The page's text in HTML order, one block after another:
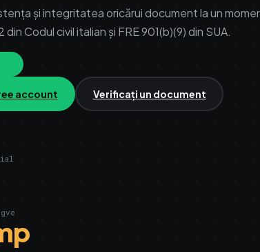
și integritatea oricărui document la un
din Codul civil italian și FRE 901(b)(9) din SUA.
account Verificați un document